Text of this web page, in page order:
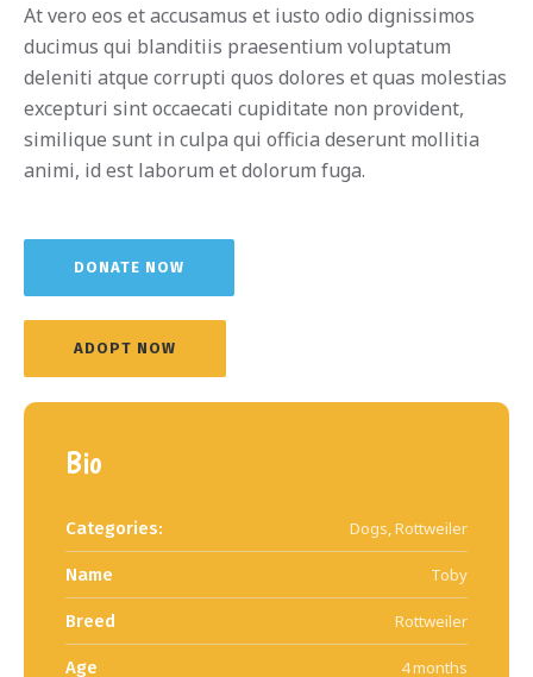
At vero eos et accusamus et iusto odio dignissimos
ducimus qui blanditiis praesentium voluptatum
deleniti atque corrupti quos dolores et quas molestias
excepturi sint occaecati cupiditate non provident,
similique sunt in culpa qui officia deserunt mollitia
animi, id est laborum et dolorum fuga.
DONATE NOW
ADOPT NOW
Bio
Categories: Dogs Rottweiler
Name Toby
Breed Rottweiler
Age 4 months